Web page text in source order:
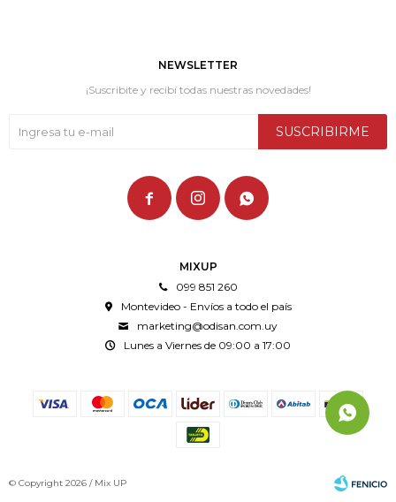
MIXUP
099 851 260
Montevideo - Envíos a todo el país
marketing@odisan.com.uy
Lunes a Viernes de 09:00 a 17:00
NEWSLETTER
¡Suscribite y recibí todas nuestras novedades!
SUSCRIBIRME
  
© Copyright 2026 / Mix UP